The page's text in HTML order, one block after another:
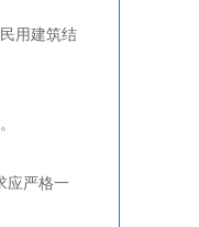
用建筑结
应严格一